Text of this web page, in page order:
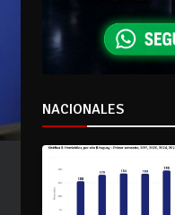
NACIONALES